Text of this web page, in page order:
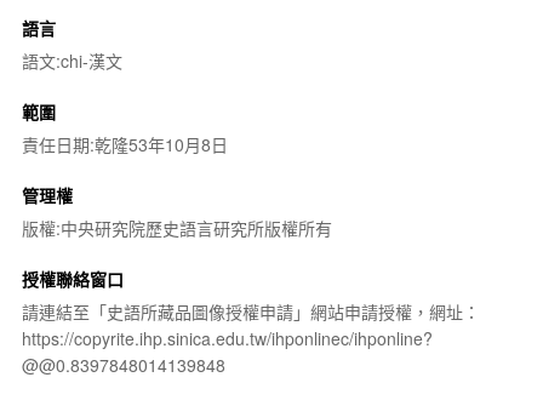
語言
語文:chi-漢文
範圍
責任日期:乾隆53年10月8日
管理權
版權:中央研究院歷史語言研究所版權所有
授權聯絡窗口
請連結至「史語所藏品圖像授權申請」網站申請授權，網址：
https://copyrite.ihp.sinica.edu.tw/ihponlinec/ihponline?
@@0.8397848014139848